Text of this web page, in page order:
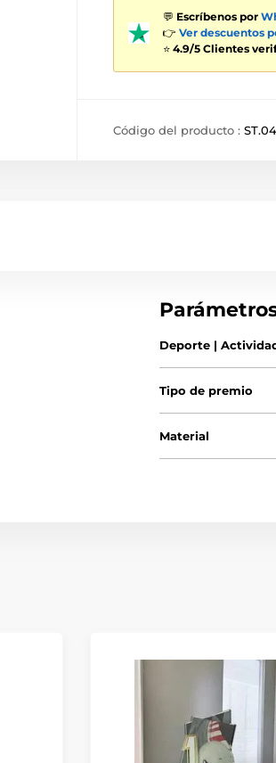
💬 Escríbenos por
👉 Ver descuentos
⭐ 4.9/5 Clientes
Código del producto :
Deporte |
Tipo de premio
Material